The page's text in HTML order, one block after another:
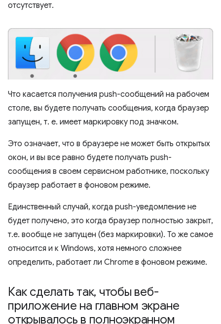
отсутствует.
Что касается получения push-сообщений на рабочем
столе, вы будете получать сообщения, когда браузер
запущен, т. е. имеет маркировку под значком.
Это означает, что в браузере не может быть открытых
окон, и вы все равно будете получать push-
сообщения в своем сервисном работнике, поскольку
браузер работает в фоновом режиме.
Единственный случай, когда push-уведомление не
будет получено, это когда браузер полностью закрыт,
т.е. вообще не запущен (без маркировки). То же самое
относится и к Windows, хотя немного сложнее
определить, работает ли Chrome в фоновом режиме.
Как сделать так, чтобы веб-
приложение на главном экране
открывалось в полноэкранном